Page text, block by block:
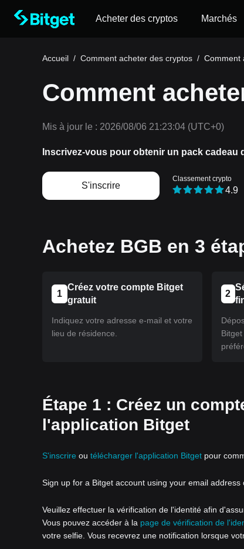
Acheter des cryptos Marchés
Accueil / Comment acheter des cryptos / Comment
Comment
Mis à jour le : 2026/08/06 21:23:04 (UTC+0)
Inscrivez-vous pour obtenir un pack cadeau
S'inscrire
Classement crypto
4.9
Achetez BGB en 3
1
Créez votre compte Bitget
gratuit
Indiquez votre adresse e-mail et votre
lieu de résidence.
2
Étape 1 : Créez un
l'application Bitget
S'inscrire ou télécharger l'application Bitget pour
Sign up for a Bitget account using your email address
Veuillez effectuer la vérification de l'identité afin
Vous pouvez accéder à la page de vérification de
votre selfie. Vous recevrez une notification lorsque